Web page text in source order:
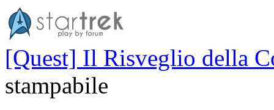
[Quest] Il Risveglio della
stampabile